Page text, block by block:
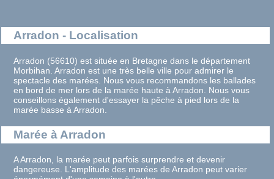
Arradon - Localisation
Arradon (56610) est située en Bretagne dans le département
Morbihan. Arradon est une très belle ville pour admirer le
spectacle des marées. Nous vous recommandons les ballades
en bord de mer lors de la marée haute à Arradon. Nous vous
conseillons également d'essayer la pêche à pied lors de la
marée basse à Arradon.
Marée à Arradon
A Arradon, la marée peut parfois surprendre et devenir
dangereuse. L'amplitude des marées de Arradon peut varier